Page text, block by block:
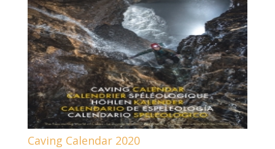
Caving Calendar 2020